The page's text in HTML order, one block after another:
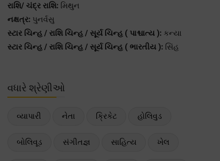
રાશિ/ ચંદ્ર રાશિ: મિથુન
નક્ષત્ર: પુનર્વસુ
સ્ટાર ચિન્હ / રાશિ ચિન્હ / સૂર્ય ચિન્હ ( પાશ્ચાત્ય ): કન્યા
સ્ટાર ચિન્હ / રાશિ ચિન્હ / સૂર્ય ચિન્હ ( ભારતીય ): સિંહ
વધારે શ્રેણીઓ
વ્યાપારી નેતા ક્રિકેટ હોલિવુડ
બોલિવૂડ સંગીતજ્ઞ સાહિત્ય ખેલ